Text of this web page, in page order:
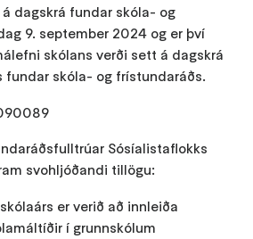
á dagskrá fundar skóla- og
9. september 2024 og er því
skólans verði sett á dagskrá
skóla- og frístundaráðs.
Sósíalistaflokks
svohljóðandi tillögu:
er verið að innleiða
í grunnskólum